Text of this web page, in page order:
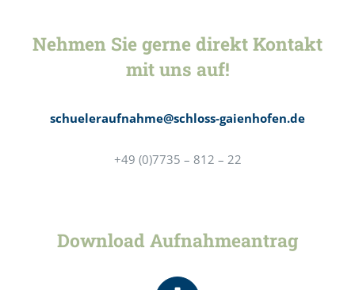
Nehmen Sie gerne direkt Kontakt
mit uns auf!
schueleraufnahme@schloss-gaienhofen.de
+49 (0)7735 – 812 – 22
Download Aufnahmeantrag